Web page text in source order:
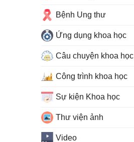
Bệnh Ung thư
Ứng dụng khoa học
Câu chuyện khoa học
Công trình khoa học
Sự kiện Khoa học
Thư viện ảnh
Video